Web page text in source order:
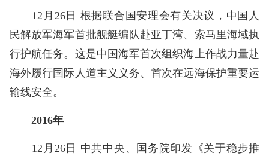
12月26日 根据联合国安理会有关决议，中国人
民解放军海军首批舰艇编队赴亚丁湾、索马里海域执
行护航任务。这是中国海军首次组织海上作战力量赴
海外履行国际人道主义义务、首次在远海保护重要运
输线安全。
2016年
12月26日 中共中央、国务院印发《关于稳步推